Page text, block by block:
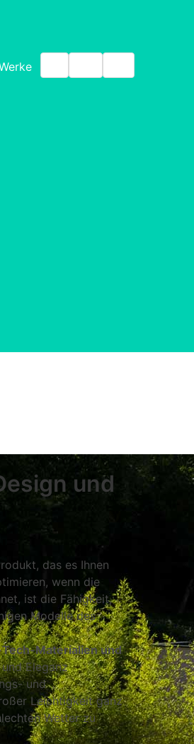
und
das es Ihnen
wenn die
ist die Fähigkeit,
Modelle des
Materialien und
Eleganz
und
Leichtigkeit ganz
Wetter zu